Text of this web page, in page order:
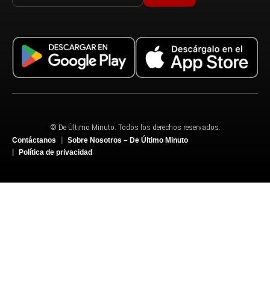
© De Último Minuto. Todos los derechos reservados.
Contáctanos
Sobre Nosotros – De Último Minuto
Política de privacidad